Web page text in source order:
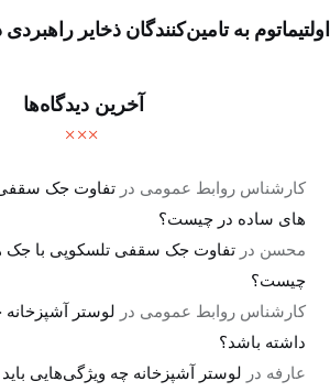
اولتیماتوم به تامین‌کنندگان ذخایر
آخرین دیدگاه‌ها
کارشناس روابط عمومی درتفاوت جک
های ساده در چیست؟
محسن درتفاوت جک سقفی تلسکوپی با جک
چیست؟
کارشناس روابط عمومی در لوستر آشپزخانه
داشته باشد؟
عارفه در لوستر آشپزخانه چه ویژگی‌هایی